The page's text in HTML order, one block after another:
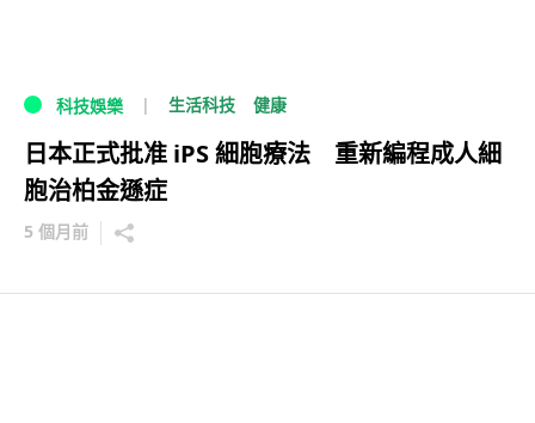
科技娛樂 生活科技 健康
日本正式批准 iPS 細胞療法 重新編程成人細
胞治柏金遜症
5 個月前